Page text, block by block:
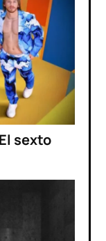
sexto